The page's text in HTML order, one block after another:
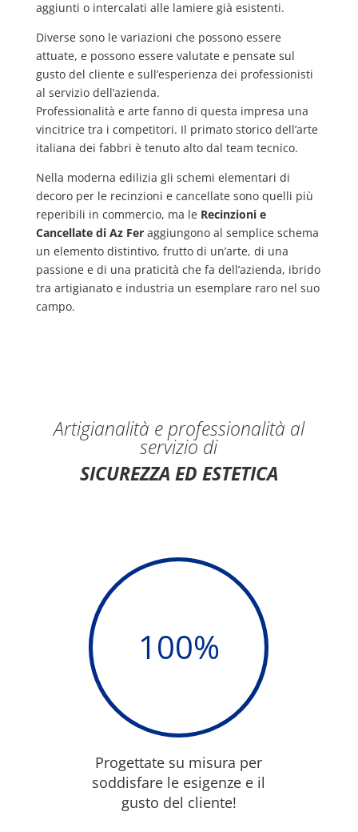
aggiunti o intercalati alle lamiere già esistenti.
Diverse sono le variazioni che possono essere
attuate, e possono essere valutate e pensate sul
gusto del cliente e sull’esperienza dei professionisti
al servizio dell’azienda.
Professionalità e arte fanno di questa impresa una
vincitrice tra i competitori. Il primato storico dell’arte
italiana dei fabbri è tenuto alto dal team tecnico.
Nella moderna edilizia gli schemi elementari di
decoro per le recinzioni e cancellate sono quelli più
reperibili in commercio, ma le Recinzioni e
Cancellate di Az Feraggiungono al semplice schema
un elemento distintivo, frutto di un’arte, di una
passione e di una praticità che fa dell’azienda, ibrido
tra artigianato e industria un esemplare raro nel suo
campo.
Artigianalità e professionalità al
servizio di
SICUREZZA ED ESTETICA
100%
Progettate su misura per
soddisfare le esigenze e il
gusto del cliente!